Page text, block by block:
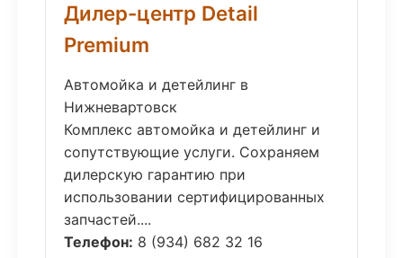
Дилер-центр Detail
Premium
Автомойка и детейлинг в
Нижневартовск
Комплекс автомойка и детейлинг и
сопутствующие услуги. Сохраняем
дилерскую гарантию при
использовании сертифицированных
запчастей....
Телефон: 8 (934) 682 32 16